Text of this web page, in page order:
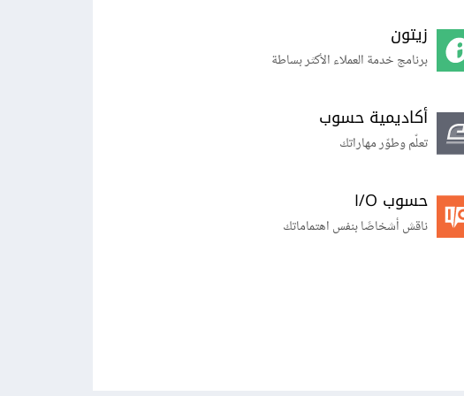
زيتون
برنامج خدمة العملاء الأكثر بساطة
أكاديمية حسوب
تعلّم وطوّر مهاراتك
حسوب I/O
ناقش أشخاصًا بنفس اهتماماتك